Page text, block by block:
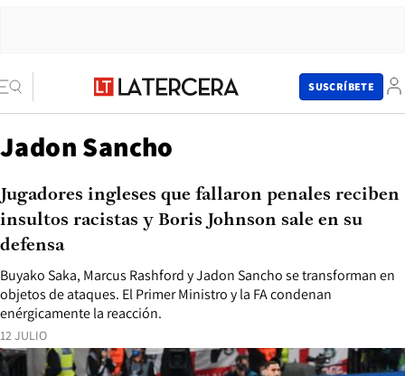
SUSCRÍBETE
Jadon Sancho
12 JULIO
Buyako Saka, Marcus Rashford y Jadon Sancho se transforman en
objetos de ataques. El Primer Ministro y la FA condenan
enérgicamente la reacción.
Jugadores ingleses que fallaron penales reciben
insultos racistas y Boris Johnson sale en su
defensa